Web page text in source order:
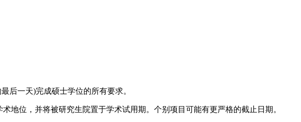
一天)完成硕士学位的所有要求。
位，并将被研究生院置于学术试用期。个别项目可能有更严格的截止日期。